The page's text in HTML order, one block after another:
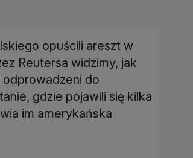
opuścili areszt w
Reutersa widzimy, jak
do
gdzie pojawili się kilka
im amerykańska